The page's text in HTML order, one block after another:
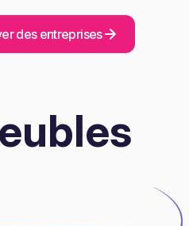
des entreprises